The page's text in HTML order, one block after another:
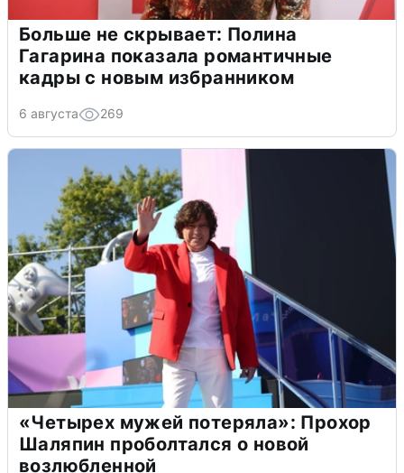
Больше не скрывает: Полина
Гагарина показала романтичные
кадры с новым избранником
6 августа 269
«Четырех мужей потеряла»: Прохор
Шаляпин проболтался о новой
возлюбленной